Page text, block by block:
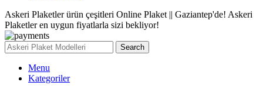
Askeri Plaketler ürün çeşitleri Online Plaket || Gaziantep'de! Askeri
Plaketler en uygun fiyatlarla sizi bekliyor!
Search
Menu
Kategoriler